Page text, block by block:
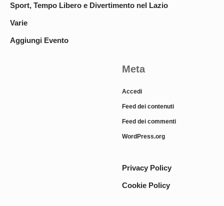
Sport, Tempo Libero e Divertimento nel Lazio
Varie
Aggiungi Evento
Meta
Accedi
Feed dei contenuti
Feed dei commenti
WordPress.org
Privacy Policy
Cookie Policy